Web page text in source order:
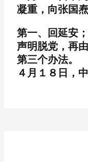
凝重，向张国
第一、回延安
声明脱党，再
第三个办法。
４月１８日，